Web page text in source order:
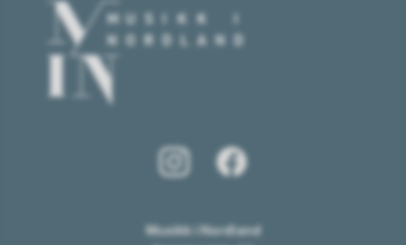
Musikk i Nordland